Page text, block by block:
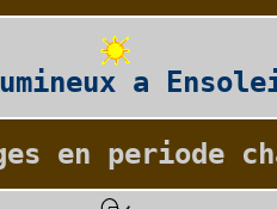
a
en periode